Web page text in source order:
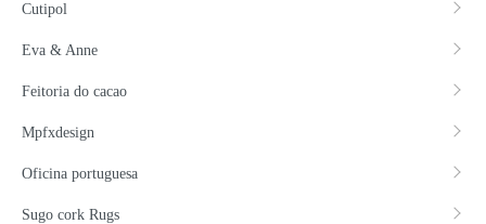
Cutipol
Eva & Anne
Feitoria do cacao
Mpfxdesign
Oficina portuguesa
Sugo cork Rugs